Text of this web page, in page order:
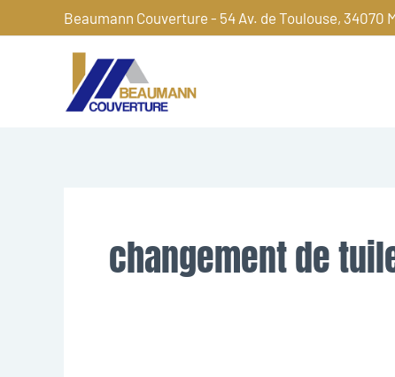
au
Beaumann Couverture - 54 Av. de Toulouse, 34070
changement de